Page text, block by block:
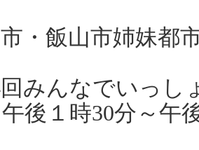
・飯山市姉妹都
んなでいっし
後１時30分～